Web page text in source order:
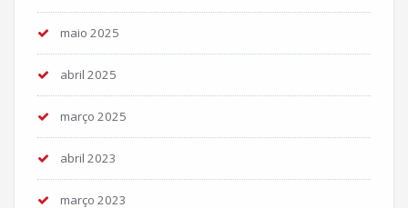
maio 2025
abril 2025
março 2025
abril 2023
março 2023